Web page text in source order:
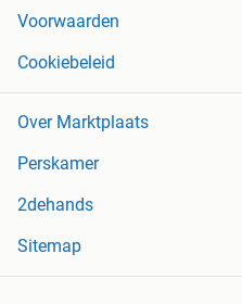
Voorwaarden
Cookiebeleid
Over Marktplaats
Perskamer
2dehands
Sitemap